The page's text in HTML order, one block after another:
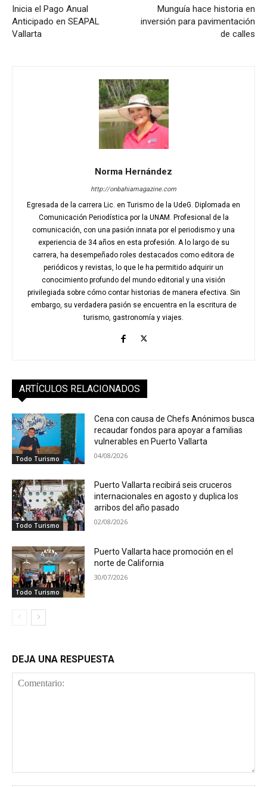
Inicia el Pago Anual
Anticipado en SEAPAL
Vallarta
Munguía hace historia en
inversión para pavimentación
de calles
Norma Hernández
http://onbahiamagazine.com
Egresada de la carrera Lic. en Turismo de la UdeG. Diplomada en
Comunicación Periodística por la UNAM. Profesional de la
comunicación, con una pasión innata por el periodismo y una
experiencia de 34 años en esta profesión. A lo largo de su
carrera, ha desempeñado roles destacados como editora de
periódicos y revistas, lo que le ha permitido adquirir un
conocimiento profundo del mundo editorial y una visión
privilegiada sobre cómo contar historias de manera efectiva. Sin
embargo, su verdadera pasión se encuentra en la escritura de
turismo, gastronomía y viajes.
ARTÍCULOS RELACIONADOS
Todo Turismo
Cena con causa de Chefs Anónimos busca
recaudar fondos para apoyar a familias
vulnerables en Puerto Vallarta
04/08/2026
Todo Turismo
Puerto Vallarta recibirá seis cruceros
internacionales en agosto y duplica los
arribos del año pasado
02/08/2026
Todo Turismo
Puerto Vallarta hace promoción en el
norte de California
30/07/2026
DEJA UNA RESPUESTA